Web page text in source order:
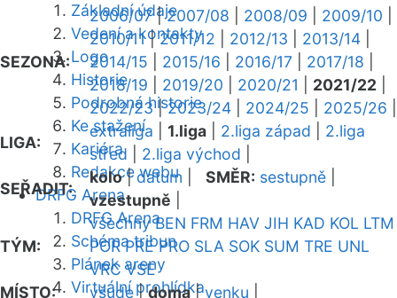
Základní údaje
Vedení a kontakty
Logo
Historie
Podrobná historie
Ke stažení
Kariéra
Redakce webu
DRFG Arena
DRFG Arena
Schéma tribun
Plánek areny
Virtuální prohlídka
SEZONA:
2006/07|2007/08 2008/09 2009/10
2010/11|2011/12 2012/13 2013/14
2014/15
2015/16 2016/17 2017/18
2018/19
2019/20 2020/21 2021/22
2022/23|2023/24 2024/25 2025/26
LIGA:
extraliga 1.liga 2.liga západ
2.liga
střed
2.liga východ
SEŘADIT:
kolo|datum SMĚR: sestupně
vzestupně
TÝM:
všechny BEN FRM HAV JIH KAD KOL LTM
POR PRE PRO SLA SOK SUM TRE UNL
VRC VSE
MÍSTO:
všude|doma|venku